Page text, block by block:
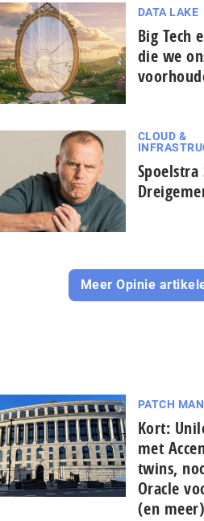
DATA LAKE
Big Tech
die we
CLOUD &
Spoelstra
Meer Opinie
PATCH
Kort:
met
twins,
Oracle
(en meer)